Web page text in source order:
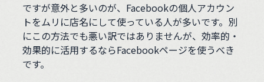
ですが意外と多いのが、Facebookの個人アカウン
トをムリに店名にして使っている人が多いです。別
にこの方法でも悪い訳ではありませんが、効率的・
効果的に活用するならFacebookページを使うべき
です。